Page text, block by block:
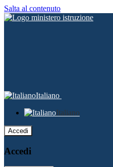
Salta al contenuto
Italiano
Italiano
Accedi
Accedi